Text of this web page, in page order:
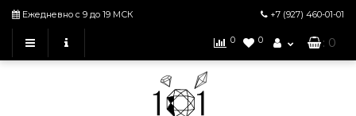
Ежедневно с 9 до 19 МСК +7 (927) 460-01-01
0 0 : 0